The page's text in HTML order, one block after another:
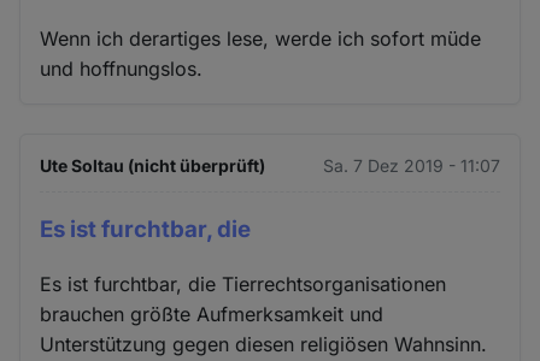
Wenn ich derartiges lese, werde ich sofort müde
und hoffnungslos.
Ute Soltau (nicht überprüft) Sa. 7 Dez 2019 - 11:07
Es ist furchtbar, die
Es ist furchtbar, die Tierrechtsorganisationen
brauchen größte Aufmerksamkeit und
Unterstützung gegen diesen religiösen Wahnsinn.